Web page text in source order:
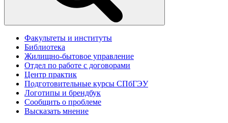
Факультеты и институты
Библиотека
Жилищно-бытовое управление
Отдел по работе с договорами
Центр практик
Подготовительные курсы СПбГЭУ
Логотипы и брендбук
Сообщить о проблеме
Высказать мнение